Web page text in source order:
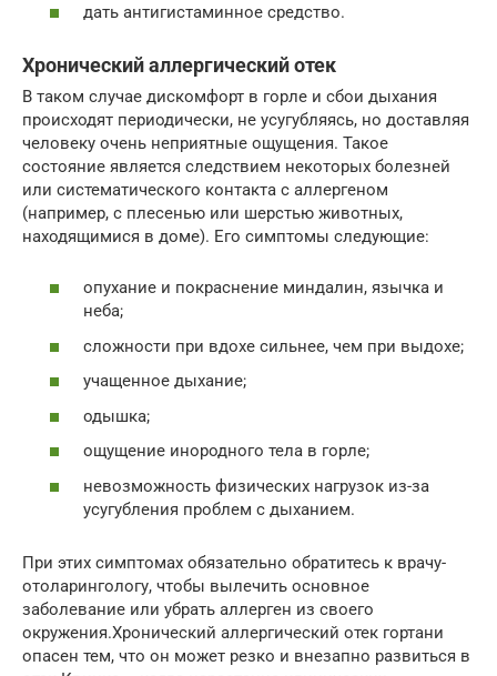
дать антигистаминное средство.
Хронический аллергический отек
В таком случае дискомфорт в горле и сбои дыхания
происходят периодически, не усугубляясь, но доставляя
человеку очень неприятные ощущения. Такое
состояние является следствием некоторых болезней
или систематического контакта с аллергеном
(например, с плесенью или шерстью животных,
находящимися в доме). Его симптомы следующие:
опухание и покраснение миндалин, язычка и
неба;
сложности при вдохе сильнее, чем при выдохе;
учащенное дыхание;
одышка;
ощущение инородного тела в горле;
невозможность физических нагрузок из-за
усугубления проблем с дыханием.
При этих симптомах обязательно обратитесь к врачу-
отоларингологу, чтобы вылечить основное
заболевание или убрать аллерген из своего
окружения.Хронический аллергический отек гортани
опасен тем, что он может резко и внезапно развиться в